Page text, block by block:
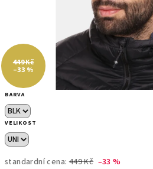
BARVA
VELIKOST
standardní cena: 449 Kč –33 %
449 Kč
–33 %